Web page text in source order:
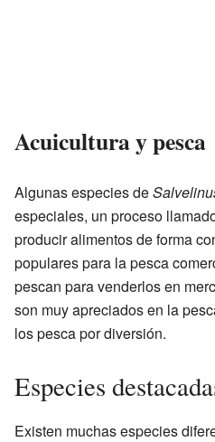
Acuicultura y pesca
Algunas especies de
especiales, un proceso
producir alimentos de forma
populares para la pesca
pescan para venderlos en
son muy apreciados en la
los pesca por diversión.
Especies
Existen muchas especies